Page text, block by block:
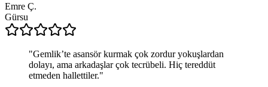
Emre Ç.
Gürsu
"Gemlik’te asansör kurmak çok zordur yokuşlardan
dolayı, ama arkadaşlar çok tecrübeli. Hiç tereddüt
etmeden hallettiler."